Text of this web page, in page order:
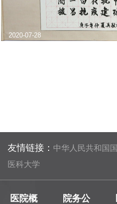
2020-07-28
友情链接： 中华人民共和国
医科大学
医院概
院务公